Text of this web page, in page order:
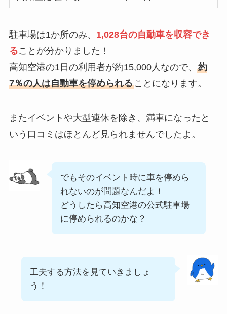
駐車場は1か所のみ、 1,028台の自動車を収容でき
ることが分かりました！
高知空港の1日の利用者が約15,000人なので、 約
7％の人は自動車を停められることになります。
またイベントや大型連休を除き、満車になったと
いう口コミはほとんど見られませんでしたよ。
でもそのイベント時に車を停めら
れないのが問題なんだよ！
どうしたら高知空港の公式駐車場
に停められるのかな？
工夫する方法を見ていきましょ
う！